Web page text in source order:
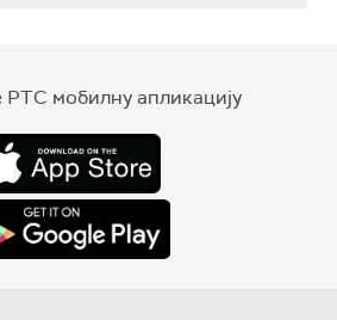
мобилну апликацију